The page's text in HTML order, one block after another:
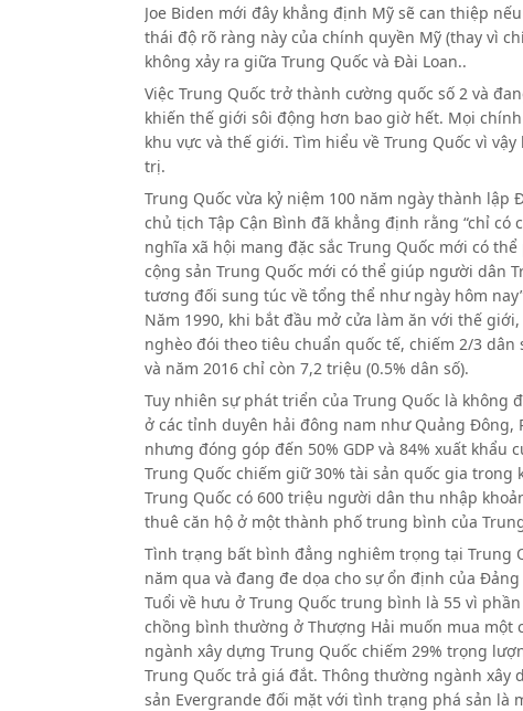
Joe Biden mới đây khẳng định Mỹ sẽ can thiệp
thái độ rõ ràng này của chính quyền Mỹ (thay vì
không xảy ra giữa Trung Quốc và Đài Loan..
Việc Trung Quốc trở thành cường quốc số 2 và
khiến thế giới sôi động hơn bao giờ hết. Mọi
khu vực và thế giới. Tìm hiểu về Trung Quốc vì
trị.
Trung Quốc vừa kỷ niệm 100 năm ngày thành lập
chủ tịch Tập Cận Bình đã khẳng định rằng “chỉ
nghĩa xã hội mang đặc sắc Trung Quốc mới có
cộng sản Trung Quốc mới có thể giúp người dân
tương đối sung túc về tổng thể như ngày hôm
Năm 1990, khi bắt đầu mở cửa làm ăn với thế
nghèo đói theo tiêu chuẩn quốc tế, chiếm 2/3
và năm 2016 chỉ còn 7,2 triệu (0.5% dân số).
Tuy nhiên sự phát triển của Trung Quốc là
ở các tỉnh duyên hải đông nam như Quảng Đông,
nhưng đóng góp đến 50% GDP và 84% xuất khẩu
Trung Quốc chiếm giữ 30% tài sản quốc gia
Trung Quốc có 600 triệu người dân thu nhập
thuê căn hộ ở một thành phố trung bình của
Tình trạng bất bình đẳng nghiêm trọng tại Trung
năm qua và đang đe dọa cho sự ổn định của
Tuổi về hưu ở Trung Quốc trung bình là 55 vì
chồng bình thường ở Thượng Hải muốn mua một
ngành xây dựng Trung Quốc chiếm 29% trọng
Trung Quốc trả giá đắt. Thông thường ngành xây
sản Evergrande đối mặt với tình trạng phá sản là